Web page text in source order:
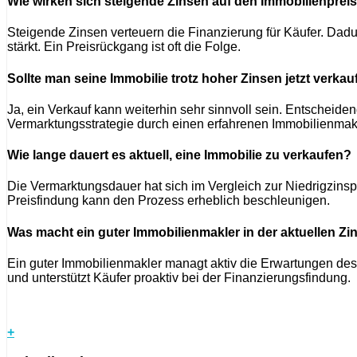
Steigende Zinsen verteuern die Finanzierung für Käufer.
stärkt. Ein Preisrückgang ist oft die Folge.
Sollte man seine Immobilie trotz hoher Zinsen jetzt
Ja, ein Verkauf kann weiterhin sehr sinnvoll sein.
Vermarktungsstrategie durch einen erfahrenen
Wie lange dauert es aktuell, eine Immobilie zu verkaufen?
Die Vermarktungsdauer hat sich im Vergleich zur
Preisfindung kann den Prozess erheblich beschleunigen.
Was macht ein guter Immobilienmakler in der aktuellen
Ein guter Immobilienmakler managt aktiv die Erwartungen
und unterstützt Käufer proaktiv bei der Finanzierungsfindung.
+